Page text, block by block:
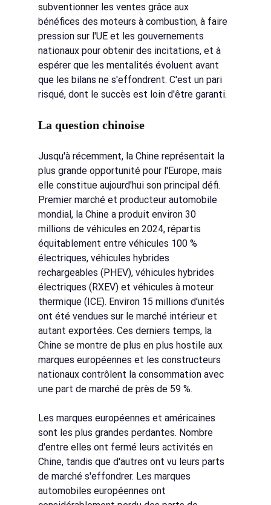
subventionner les ventes grâce aux
bénéfices des moteurs à combustion, à faire
pression sur l'UE et les gouvernements
nationaux pour obtenir des incitations, et à
espérer que les mentalités évoluent avant
que les bilans ne s'effondrent. C'est un pari
risqué, dont le succès est loin d'être garanti.
La question chinoise
Jusqu'à récemment, la Chine représentait la
plus grande opportunité pour l'Europe, mais
elle constitue aujourd'hui son principal défi.
Premier marché et producteur automobile
mondial, la Chine a produit environ 30
millions de véhicules en 2024, répartis
équitablement entre véhicules 100 %
électriques, véhicules hybrides
rechargeables (PHEV), véhicules hybrides
électriques (RXEV) et véhicules à moteur
thermique (ICE). Environ 15 millions d'unités
ont été vendues sur le marché intérieur et
autant exportées. Ces derniers temps, la
Chine se montre de plus en plus hostile aux
marques européennes et les constructeurs
nationaux contrôlent la consommation avec
une part de marché de près de 59 %.
Les marques européennes et américaines
sont les plus grandes perdantes. Nombre
d'entre elles ont fermé leurs activités en
Chine, tandis que d'autres ont vu leurs parts
de marché s'effondrer. Les marques
automobiles européennes ont